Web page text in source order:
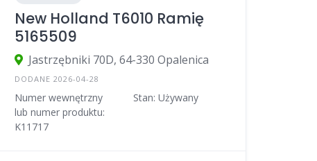
New Holland T6010 Ramię
5165509
Jastrzębniki 70D, 64-330 Opalenica
DODANE 2026-04-28
Numer wewnętrzny
lub numer produktu:
K11717
Stan: Używany